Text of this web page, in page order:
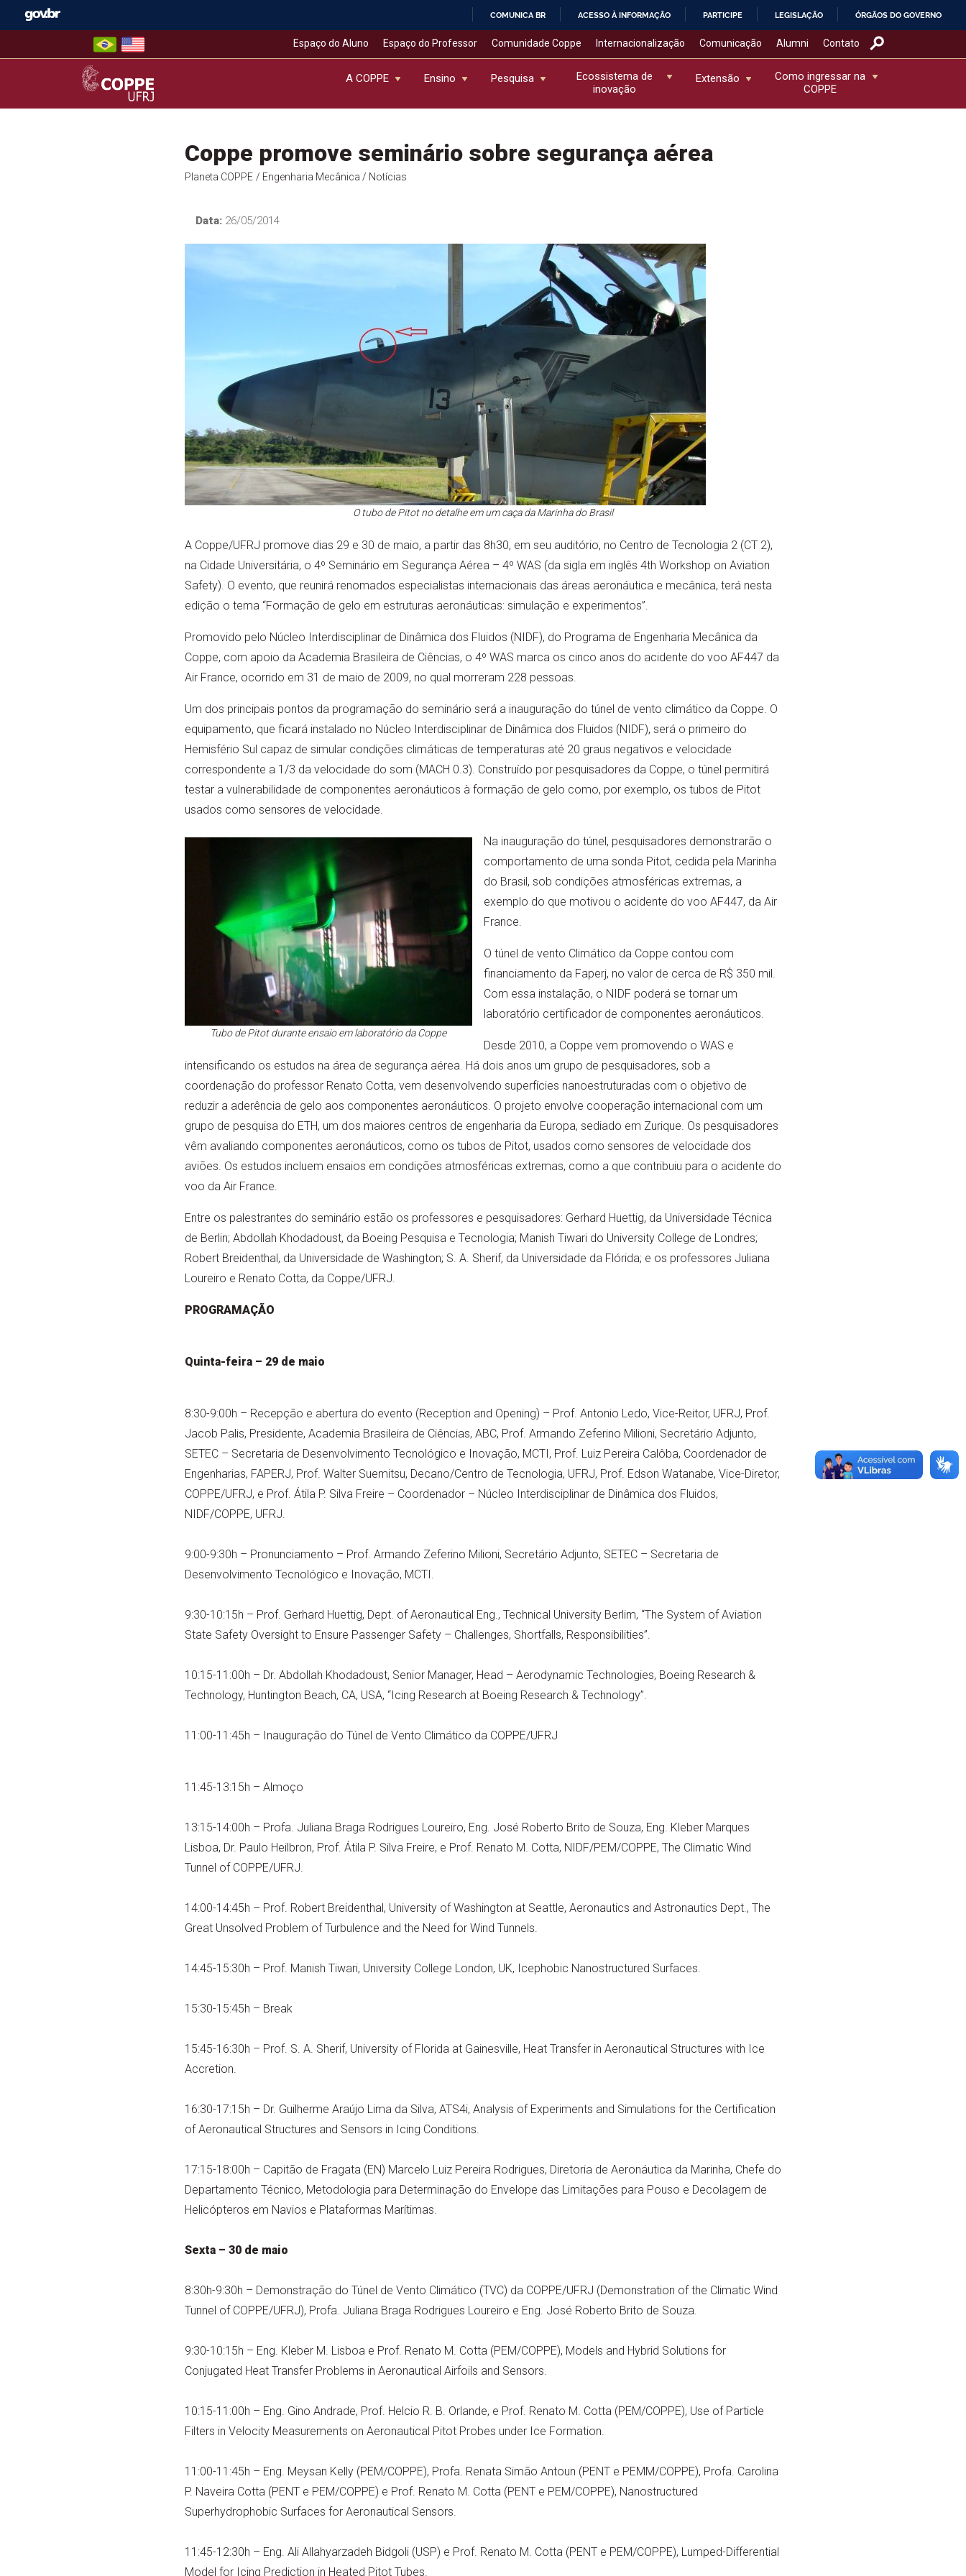
COMUNICA BR ACESSO À INFORMAÇÃO PARTICIPE LEGISLAÇÃO ÓRGÃOS DO GOVERNO
Espaço do Aluno Espaço do Professor Comunidade Coppe Internacionalização Comunicação Alumni Contato
COPPE – UFRJ
A COPPE Ensino Pesquisa
Ecossistema de
inovação
Extensão
Como ingressar na
COPPE
Coppe promove seminário sobre segurança aérea
Planeta COPPE / Engenharia Mecânica / Notícias
Data:26/05/2014
O tubo de Pitot no detalhe em um caça da Marinha do Brasil
A Coppe/UFRJ promove dias 29 e 30 de maio, a partir das 8h30, em seu auditório, no Centro de Tecnologia 2 (CT 2),
na Cidade Universitária, o 4º Seminário em Segurança Aérea – 4º WAS (da sigla em inglês 4th Workshop on Aviation
Safety). O evento, que reunirá renomados especialistas internacionais das áreas aeronáutica e mecânica, terá nesta
edição o tema “Formação de gelo em estruturas aeronáuticas: simulação e experimentos”.
Promovido pelo Núcleo Interdisciplinar de Dinâmica dos Fluidos (NIDF), do Programa de Engenharia Mecânica da
Coppe, com apoio da Academia Brasileira de Ciências, o 4º WAS marca os cinco anos do acidente do voo AF447 da
Air France, ocorrido em 31 de maio de 2009, no qual morreram 228 pessoas.
Um dos principais pontos da programação do seminário será a inauguração do túnel de vento climático da Coppe. O
equipamento, que ficará instalado no Núcleo Interdisciplinar de Dinâmica dos Fluidos (NIDF), será o primeiro do
Hemisfério Sul capaz de simular condições climáticas de temperaturas até 20 graus negativos e velocidade
correspondente a 1/3 da velocidade do som (MACH 0.3). Construído por pesquisadores da Coppe, o túnel permitirá
testar a vulnerabilidade de componentes aeronáuticos à formação de gelo como, por exemplo, os tubos de Pitot
usados como sensores de velocidade.
Tubo de Pitot durante ensaio em laboratório da Coppe
Na inauguração do túnel, pesquisadores demonstrarão o
comportamento de uma sonda Pitot, cedida pela Marinha
do Brasil, sob condições atmosféricas extremas, a
exemplo do que motivou o acidente do voo AF447, da Air
France.
O túnel de vento Climático da Coppe contou com
financiamento da Faperj, no valor de cerca de R$ 350 mil.
Com essa instalação, o NIDF poderá se tornar um
laboratório certificador de componentes aeronáuticos.
Desde 2010, a Coppe vem promovendo o WAS e
intensificando os estudos na área de segurança aérea. Há dois anos um grupo de pesquisadores, sob a
coordenação do professor Renato Cotta, vem desenvolvendo superfícies nanoestruturadas com o objetivo de
reduzir a aderência de gelo aos componentes aeronáuticos. O projeto envolve cooperação internacional com um
grupo de pesquisa do ETH, um dos maiores centros de engenharia da Europa, sediado em Zurique. Os pesquisadores
vêm avaliando componentes aeronáuticos, como os tubos de Pitot, usados como sensores de velocidade dos
aviões. Os estudos incluem ensaios em condições atmosféricas extremas, como a que contribuiu para o acidente do
voo da Air France.
Entre os palestrantes do seminário estão os professores e pesquisadores: Gerhard Huettig, da Universidade Técnica
de Berlin; Abdollah Khodadoust, da Boeing Pesquisa e Tecnologia; Manish Tiwari do University College de Londres;
Robert Breidenthal, da Universidade de Washington; S. A. Sherif, da Universidade da Flórida; e os professores Juliana
Loureiro e Renato Cotta, da Coppe/UFRJ.
PROGRAMAÇÃO
Quinta-feira – 29 de maio
8:30-9:00h – Recepção e abertura do evento (Reception and Opening) – Prof. Antonio Ledo, Vice-Reitor, UFRJ, Prof.
Jacob Palis, Presidente, Academia Brasileira de Ciências, ABC, Prof. Armando Zeferino Milioni, Secretário Adjunto,
SETEC – Secretaria de Desenvolvimento Tecnológico e Inovação, MCTI, Prof. Luiz Pereira Calôba, Coordenador de
Engenharias, FAPERJ, Prof. Walter Suemitsu, Decano/Centro de Tecnologia, UFRJ, Prof. Edson Watanabe, Vice-Diretor,
COPPE/UFRJ, e Prof. Átila P. Silva Freire – Coordenador – Núcleo Interdisciplinar de Dinâmica dos Fluidos,
NIDF/COPPE, UFRJ.
9:00-9:30h – Pronunciamento – Prof. Armando Zeferino Milioni, Secretário Adjunto, SETEC – Secretaria de
Desenvolvimento Tecnológico e Inovação, MCTI.
9:30-10:15h – Prof. Gerhard Huettig, Dept. of Aeronautical Eng., Technical University Berlim, “The System of Aviation
State Safety Oversight to Ensure Passenger Safety – Challenges, Shortfalls, Responsibilities”.
10:15-11:00h – Dr. Abdollah Khodadoust, Senior Manager, Head – Aerodynamic Technologies, Boeing Research &
Technology, Huntington Beach, CA, USA, “Icing Research at Boeing Research & Technology”.
11:00-11:45h – Inauguração do Túnel de Vento Climático da COPPE/UFRJ
11:45-13:15h – Almoço
13:15-14:00h – Profa. Juliana Braga Rodrigues Loureiro, Eng. José Roberto Brito de Souza, Eng. Kleber Marques
Lisboa, Dr. Paulo Heilbron, Prof. Átila P. Silva Freire, e Prof. Renato M. Cotta, NIDF/PEM/COPPE, The Climatic Wind
Tunnel of COPPE/UFRJ.
14:00-14:45h – Prof. Robert Breidenthal, University of Washington at Seattle, Aeronautics and Astronautics Dept., The
Great Unsolved Problem of Turbulence and the Need for Wind Tunnels.
14:45-15:30h – Prof. Manish Tiwari, University College London, UK, Icephobic Nanostructured Surfaces.
15:30-15:45h – Break
15:45-16:30h – Prof. S. A. Sherif, University of Florida at Gainesville, Heat Transfer in Aeronautical Structures with Ice
Accretion.
16:30-17:15h – Dr. Guilherme Araújo Lima da Silva, ATS4i, Analysis of Experiments and Simulations for the Certification
of Aeronautical Structures and Sensors in Icing Conditions.
17:15-18:00h – Capitão de Fragata (EN) Marcelo Luiz Pereira Rodrigues, Diretoria de Aeronáutica da Marinha, Chefe do
Departamento Técnico, Metodologia para Determinação do Envelope das Limitações para Pouso e Decolagem de
Helicópteros em Navios e Plataformas Marítimas.
Sexta – 30 de maio
8:30h-9:30h – Demonstração do Túnel de Vento Climático (TVC) da COPPE/UFRJ (Demonstration of the Climatic Wind
Tunnel of COPPE/UFRJ), Profa. Juliana Braga Rodrigues Loureiro e Eng. José Roberto Brito de Souza.
9:30-10:15h – Eng. Kleber M. Lisboa e Prof. Renato M. Cotta (PEM/COPPE), Models and Hybrid Solutions for
Conjugated Heat Transfer Problems in Aeronautical Airfoils and Sensors.
10:15-11:00h – Eng. Gino Andrade, Prof. Helcio R. B. Orlande, e Prof. Renato M. Cotta (PEM/COPPE), Use of Particle
Filters in Velocity Measurements on Aeronautical Pitot Probes under Ice Formation.
11:00-11:45h – Eng. Meysan Kelly (PEM/COPPE), Profa. Renata Simão Antoun (PENT e PEMM/COPPE), Profa. Carolina
P. Naveira Cotta (PENT e PEM/COPPE) e Prof. Renato M. Cotta (PENT e PEM/COPPE), Nanostructured
Superhydrophobic Surfaces for Aeronautical Sensors.
11:45-12:30h – Eng. Ali Allahyarzadeh Bidgoli (USP) e Prof. Renato M. Cotta (PENT e PEM/COPPE), Lumped-Differential
Model for Icing Prediction in Heated Pitot Tubes.